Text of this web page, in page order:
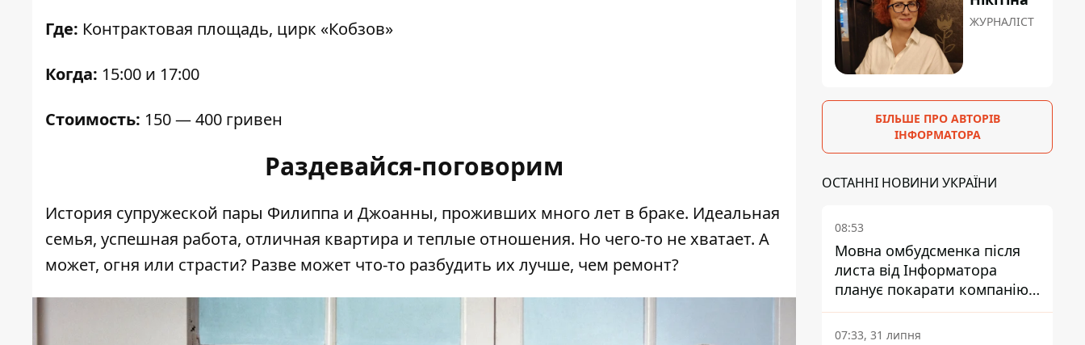
Где: Контрактовая площадь, цирк «Кобзов»
Когда: 15:00 и 17:00
Стоимость: 150 — 400 гривен
Раздевайся-поговорим
История супружеской пары Филиппа и Джоанны, проживших много лет в браке. Идеальная
семья, успешная работа, отличная квартира и теплые отношения. Но чего-то не хватает. А
может, огня или страсти? Разве может что-то разбудить их лучше, чем ремонт?
ЖУРНАЛІСТ
БІЛЬШЕ ПРО АВТОРІВ
ІНФОРМАТОРА
ОСТАННІ НОВИНИ УКРАЇНИ
08:53
Мовна омбудсменка після
листа від Інформатора
планує покарати компанію-
підрядника ПриватБанку
07:33, 31 липня